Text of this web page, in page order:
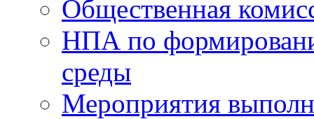
Общественная
НПА по
среды
Мероприятия